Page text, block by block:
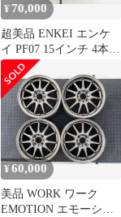
¥ 70,000
超美品 ENKEI エンケ
イ PF07 15インチ 4本セ
ット
¥60,000
美品 WORK ワーク
EMOTION エモーショ